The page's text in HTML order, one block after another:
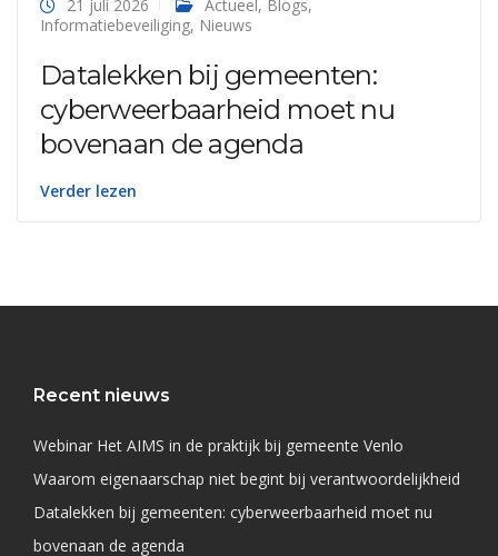
21 juli 2026 Actueel, Blogs,
Informatiebeveiliging, Nieuws
Datalekken bij gemeenten:
cyberweerbaarheid moet nu
bovenaan de agenda
Verder lezen
Recent nieuws
Webinar Het AIMS in de praktijk bij gemeente Venlo
Waarom eigenaarschap niet begint bij verantwoordelijkheid
Datalekken bij gemeenten: cyberweerbaarheid moet nu
bovenaan de agenda